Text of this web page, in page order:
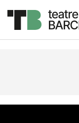
Descripción